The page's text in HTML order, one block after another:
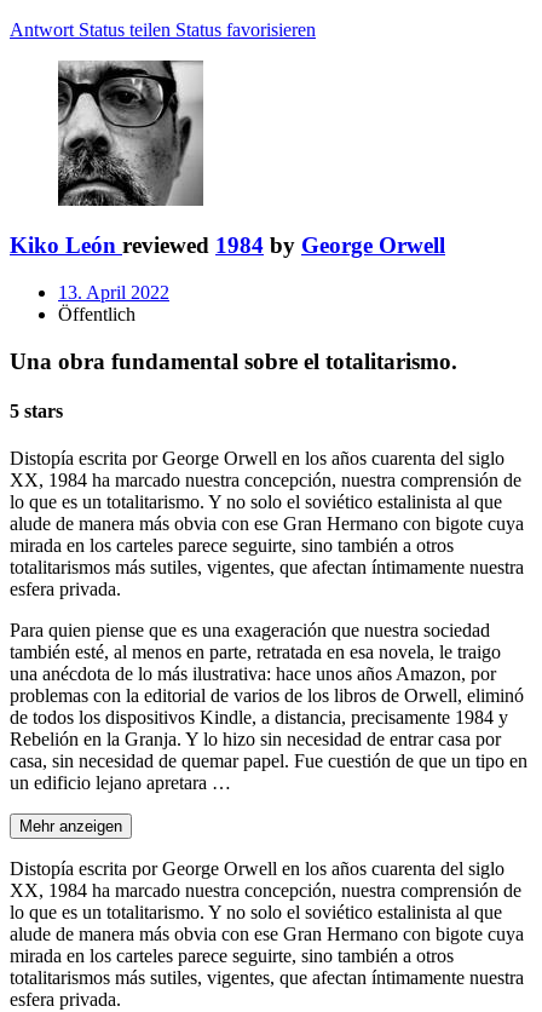
Antwort Status teilen Status favorisieren
Kiko León reviewed 1984 by George Orwell
13. April 2022
Öffentlich
Una obra fundamental sobre el totalitarismo.
5 stars
Distopía escrita por George Orwell en los años cuarenta del siglo
XX, 1984 ha marcado nuestra concepción, nuestra comprensión de
lo que es un totalitarismo. Y no solo el soviético estalinista al que
alude de manera más obvia con ese Gran Hermano con bigote cuya
mirada en los carteles parece seguirte, sino también a otros
totalitarismos más sutiles, vigentes, que afectan íntimamente nuestra
esfera privada.
Para quien piense que es una exageración que nuestra sociedad
también esté, al menos en parte, retratada en esa novela, le traigo
una anécdota de lo más ilustrativa: hace unos años Amazon, por
problemas con la editorial de varios de los libros de Orwell, eliminó
de todos los dispositivos Kindle, a distancia, precisamente 1984 y
Rebelión en la Granja. Y lo hizo sin necesidad de entrar casa por
casa, sin necesidad de quemar papel. Fue cuestión de que un tipo en
un edificio lejano apretara …
Mehr anzeigen
Distopía escrita por George Orwell en los años cuarenta del siglo
XX, 1984 ha marcado nuestra concepción, nuestra comprensión de
lo que es un totalitarismo. Y no solo el soviético estalinista al que
alude de manera más obvia con ese Gran Hermano con bigote cuya
mirada en los carteles parece seguirte, sino también a otros
totalitarismos más sutiles, vigentes, que afectan íntimamente nuestra
esfera privada.